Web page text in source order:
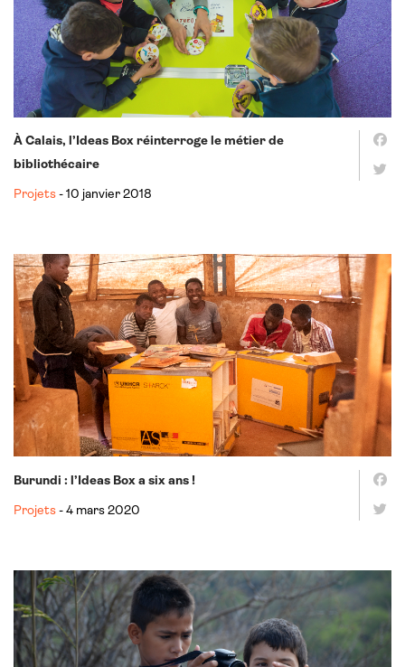
À Calais, l’Ideas Box réinterroge le métier de
bibliothécaire
Projets - 10 janvier 2018
Burundi : l’Ideas Box a six ans !
Projets - 4 mars 2020